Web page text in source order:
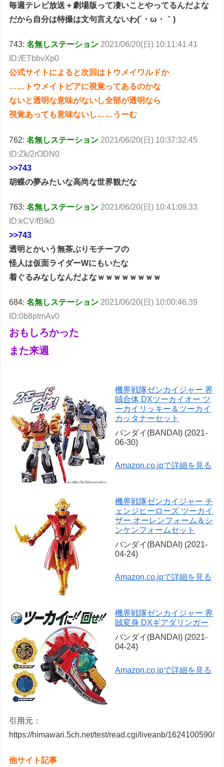
毎週テレビ放送＋劇場版って凄いことやってるんだよな
だから自分は特撮は文句言えないわ(´・ω・｀)
743:名無しステーション 2021/06/20(日) 10:11:41.41
ID:/ETbbvXp0
公式サイトによると次回はトウメイワルドか
……トウメイトピアに視覚ってあるのかな
ないと透明な意味がないし全部が透明なら
視覚あっても意味ないし……うーむ
762:名無しステーション 2021/06/20(日) 10:37:32.45
ID:Zk/2rODN0
>>743
胡蝶の夢みたいな高尚な世界観だな
763:名無しステーション 2021/06/20(日) 10:41:09.33
ID:kCV/fBIk0
>>743
透明とかいう無茶ぶりモチーフの
怪人は仮面ライダーWにもいたな
着ぐるみなしなんだよなｗｗｗｗｗｗｗｗ
684:名無しステーション 2021/06/20(日) 10:00:46.39
ID:0b8ptmAv0
おもしろかった
また来週
機界戦隊ゼンカイジャー 界
賊合体 DXツーカイオー ツ
ーカイリッキー＆ツーカイ
カッタナーセット
バンダイ(BANDAI) (2021-
06-30)
Amazon.co.jpで詳細を見る
機界戦隊ゼンカイジャー チ
ェンジヒーローズ ツーカイ
ザー オーレンフォーム＆シ
ンケンフォームセット
バンダイ(BANDAI) (2021-
04-24)
Amazon.co.jpで詳細を見る
機界戦隊ゼンカイジャー 界
賊変身 DXギアダリンガー
バンダイ(BANDAI) (2021-
04-24)
Amazon.co.jpで詳細を見る
引用元：
https://himawari.5ch.net/test/read.cgi/liveanb/1624100590/
他サイト記事